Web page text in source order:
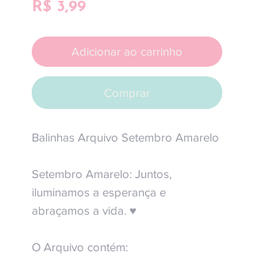
R$ 3,99Preço
Adicionar ao carrinho
Comprar
Balinhas Arquivo Setembro Amarelo
Setembro Amarelo: Juntos,
iluminamos a esperança e
abraçamos a vida. ♥
O Arquivo contém: